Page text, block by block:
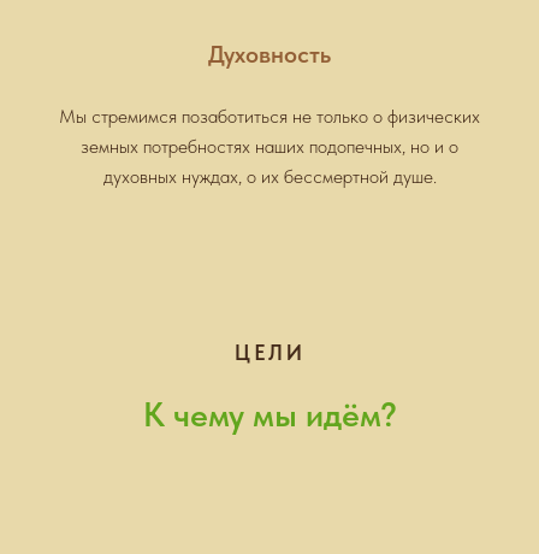
Духовность
Мы стремимся позаботиться не только о физических
земных потребностях наших подопечных, но и о
духовных нуждах, о их бессмертной душе.
ЦЕЛИ
К чему мы идём?